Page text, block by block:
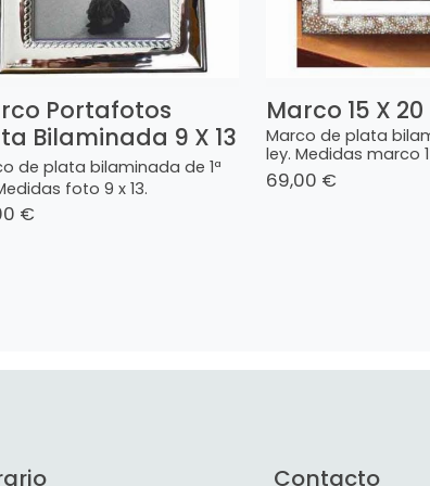
Portafotos
Bilaminada 9 X 13
de plata bilaminada de 1ª
foto 9 x 13.
€
Marco 15 X 20
Marco de plata
ley. Medidas marco
69,00 €
Contacto